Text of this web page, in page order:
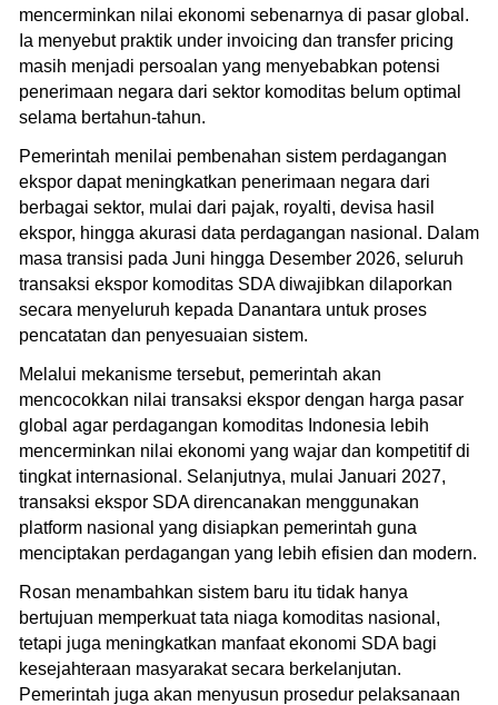
mencerminkan nilai ekonomi sebenarnya di pasar global.
Ia menyebut praktik under invoicing dan transfer pricing
masih menjadi persoalan yang menyebabkan potensi
penerimaan negara dari sektor komoditas belum optimal
selama bertahun-tahun.
Pemerintah menilai pembenahan sistem perdagangan
ekspor dapat meningkatkan penerimaan negara dari
berbagai sektor, mulai dari pajak, royalti, devisa hasil
ekspor, hingga akurasi data perdagangan nasional. Dalam
masa transisi pada Juni hingga Desember 2026, seluruh
transaksi ekspor komoditas SDA diwajibkan dilaporkan
secara menyeluruh kepada Danantara untuk proses
pencatatan dan penyesuaian sistem.
Melalui mekanisme tersebut, pemerintah akan
mencocokkan nilai transaksi ekspor dengan harga pasar
global agar perdagangan komoditas Indonesia lebih
mencerminkan nilai ekonomi yang wajar dan kompetitif di
tingkat internasional. Selanjutnya, mulai Januari 2027,
transaksi ekspor SDA direncanakan menggunakan
platform nasional yang disiapkan pemerintah guna
menciptakan perdagangan yang lebih efisien dan modern.
Rosan menambahkan sistem baru itu tidak hanya
bertujuan memperkuat tata niaga komoditas nasional,
tetapi juga meningkatkan manfaat ekonomi SDA bagi
kesejahteraan masyarakat secara berkelanjutan.
Pemerintah juga akan menyusun prosedur pelaksanaan